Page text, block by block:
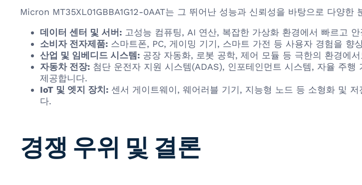
Micron MT35XL01GBBA1G12-0AAT는 그 뛰어난 성능과 신뢰성을 바탕으로 다양한
데이터 센터 및 서버: 고성능 컴퓨팅, AI 연산, 복잡한 가상화 환경에서 빠르고
소비자 전자제품: 스마트폰, PC, 게이밍 기기, 스마트 가전 등 사용자 경험을 향
산업 및 임베디드 시스템: 공장 자동화, 로봇 공학, 제어 모듈 등 극한의 환경에
자동차 전장: 첨단 운전자 지원 시스템(ADAS), 인포테인먼트 시스템, 자율 주
제공합니다.
IoT 및 엣지 장치: 센서 게이트웨이, 웨어러블 기기, 지능형 노드 등 소형화 및
다.
경쟁 우위 및 결론